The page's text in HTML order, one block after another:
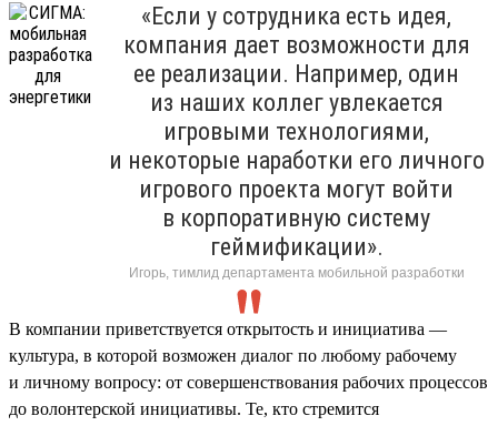
«Если у сотрудника есть идея,
компания дает возможности для
ее реализации. Например, один
из наших коллег увлекается
игровыми технологиями,
и некоторые наработки его личного
игрового проекта могут войти
в корпоративную систему
геймификации».
Игорь, тимлид департамента мобильной разработки
В компании приветствуется открытость и инициатива —
культура, в которой возможен диалог по любому рабочему
и личному вопросу: от совершенствования рабочих процессов
до волонтерской инициативы. Те, кто стремится